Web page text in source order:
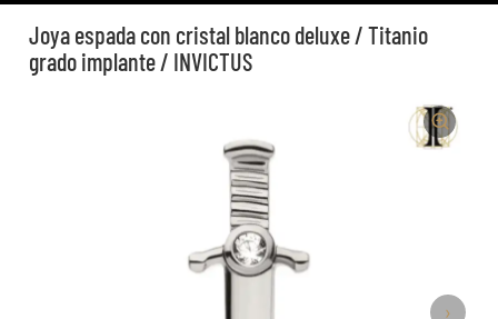
Joya espada con cristal blanco deluxe / Titanio
grado implante / INVICTUS
›